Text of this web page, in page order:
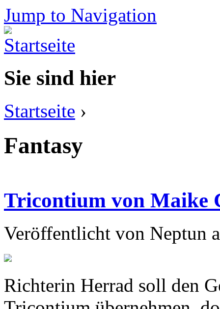
Jump to Navigation
Sie sind hier
Startseite ›
Fantasy
Tricontium von Maike
Veröffentlicht von Neptun
Richterin Herrad soll den